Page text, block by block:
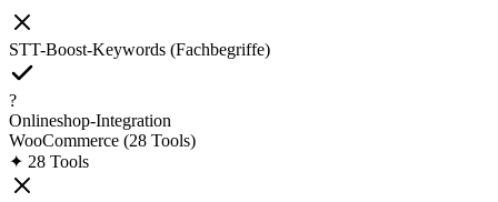
STT-Boost-Keywords (Fachbegriffe)
?
Onlineshop-Integration
WooCommerce (28 Tools)
✦ 28 Tools